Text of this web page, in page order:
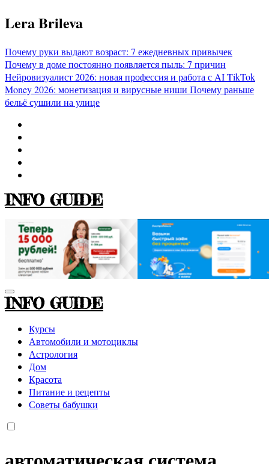
Перейти
к
Lera Brileva
Почему руки выдают возраст: 7 ежедневных привычек
Почему в доме постоянно появляется пыль: 7 причин
Нейровизуалист 2026: новая профессия и работа с AITikTok
Money 2026: монетизация и вирусные ниши Почему раньше
бельё сушили на улице
INFO GUIDE
INFO GUIDE
Курсы
Автомобили и мотоциклы
Астрология
Дом
Красота
Питание и рецепты
Советы бабушки